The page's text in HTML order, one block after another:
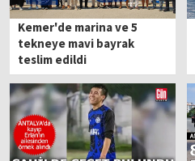
Kemer'de marina ve 5
tekneye mavi bayrak
teslim edildi